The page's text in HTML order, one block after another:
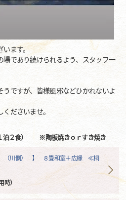
います。
場であり続けられるよう、スタッフ一
ですが、皆様風邪などひかれないよ
ださいませ。
泊２食） ※陶板焼きｏｒすき焼き
川側） 】 ８畳和室＋広縁 ≪桐
時）